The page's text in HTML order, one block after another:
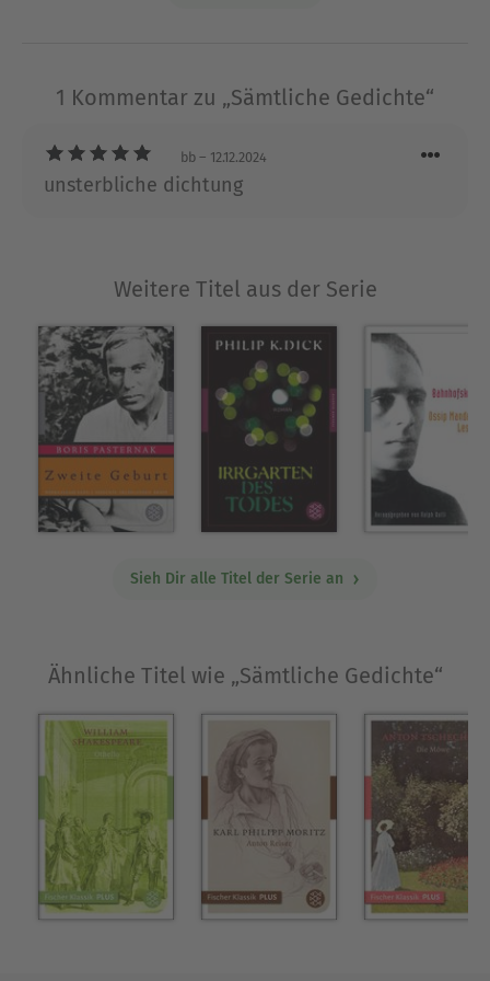
Ausblenden
1 Kommentar zu „Sämtliche Gedichte“
bb – 12.12.2024
unsterbliche dichtung
Weitere Titel aus der Serie
Sieh Dir alle Titel der Serie an
Ähnliche Titel wie „Sämtliche Gedichte“